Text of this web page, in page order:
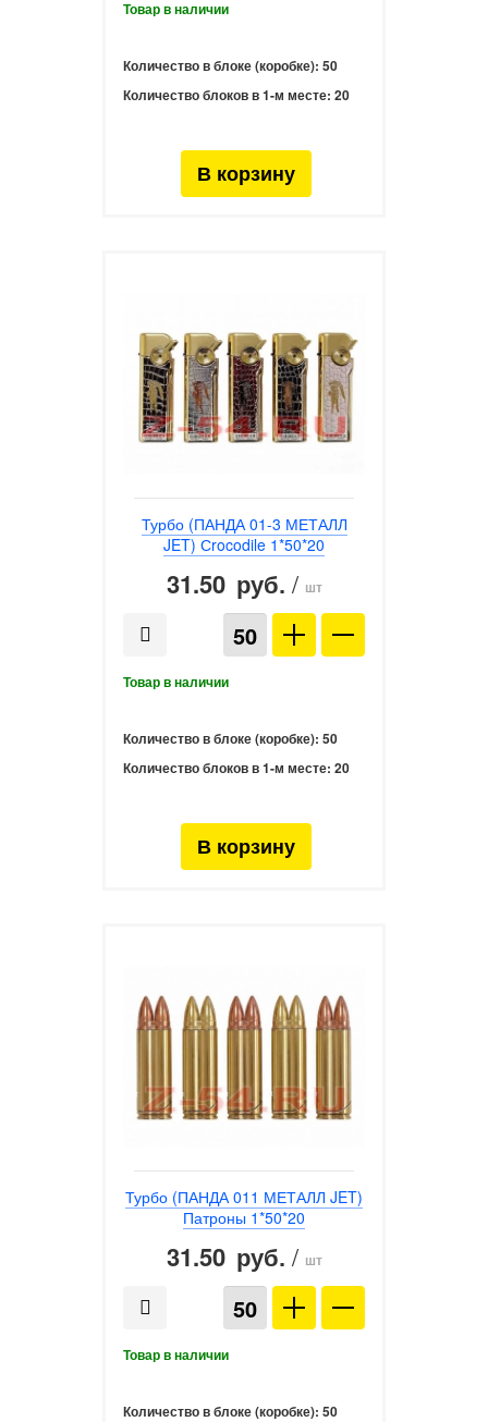
Количество в блоке (коробке): 50
Количество блоков в 1-м месте: 20
Турбо (ПАНДА 01-3 МЕТАЛЛ
JET) Сrocodile 1*50*20
31.50 руб. / шт
Количество в блоке (коробке): 50
Количество блоков в 1-м месте: 20
Турбо (ПАНДА 011 МЕТАЛЛ JET)
Патроны 1*50*20
31.50 руб. / шт
Количество в блоке (коробке): 50